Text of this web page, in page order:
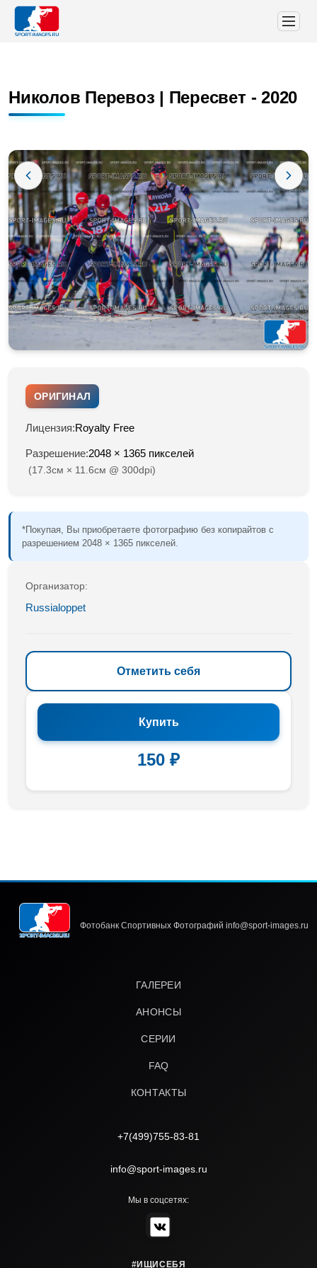
Николов Перевоз | Пересвет - 2020
ОРИГИНАЛ
Лицензия:Royalty Free
Разрешение:2048 × 1365 пикселей
(17.3см × 11.6см @ 300dpi)
*Покупая, Вы приобретаете фотографию без копирайтов с
разрешением 2048 × 1365 пикселей.
Организатор:
Russialoppet
Отметить себя
Купить
150 ₽
Фотобанк Спортивных Фотографий info@sport-images.ru
ГАЛЕРЕИ
АНОНСЫ
СЕРИИ
FAQ
КОНТАКТЫ
+7(499)755-83-81
info@sport-images.ru
Мы в соцсетях:
#ИЩИСЕБЯ